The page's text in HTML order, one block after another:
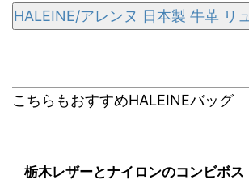
HALEINE/アレンヌ 日本製 牛革 リ
こちらもおすすめHALEINEバッグ
栃木レザーとナイロンのコンビボス